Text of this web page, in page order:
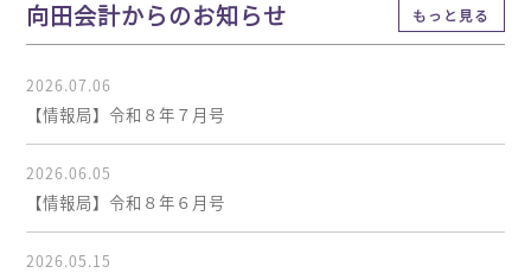
向田会計からのお知らせ もっと見る
2026.07.06
【情報局】令和８年７月号
2026.06.05
【情報局】令和８年６月号
2026.05.15